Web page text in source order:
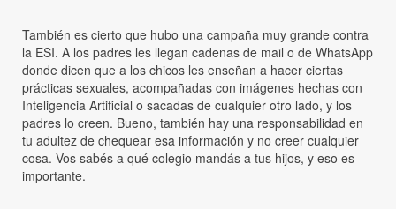
También es cierto que hubo una campaña muy grande contra
la ESI. A los padres les llegan cadenas de mail o de WhatsApp
donde dicen que a los chicos les enseñan a hacer ciertas
prácticas sexuales, acompañadas con imágenes hechas con
Inteligencia Artificial o sacadas de cualquier otro lado, y los
padres lo creen. Bueno, también hay una responsabilidad en
tu adultez de chequear esa información y no creer cualquier
cosa. Vos sabés a qué colegio mandás a tus hijos, y eso es
importante.